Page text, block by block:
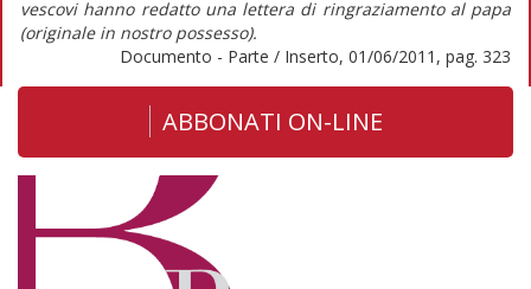
vescovi hanno redatto una lettera di ringraziamento al papa
(originale in nostro possesso).
Documento - Parte / Inserto, 01/06/2011, pag. 323
ABBONATI ON-LINE